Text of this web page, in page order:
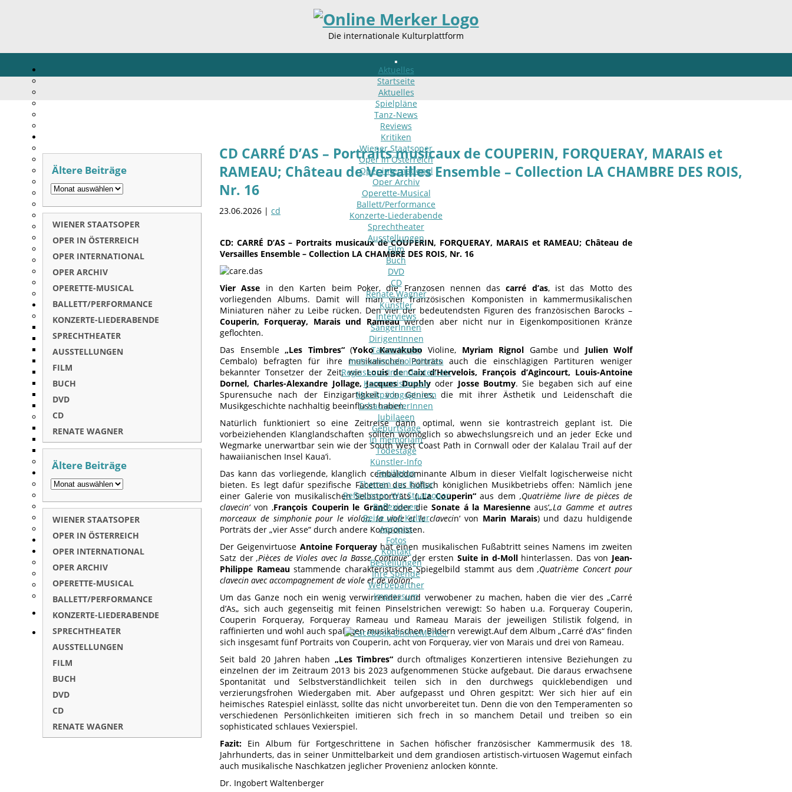
Die internationale Kulturplattform
Aktuelles
Startseite
Aktuelles
Spielpläne
Tanz-News
Reviews
Kritiken
Wiener Staatsoper
Oper in Österreich
Oper international
Oper Archiv
Operette-Musical
Ballett/Performance
Konzerte-Liederabende
Sprechtheater
Ausstellungen
Film
Buch
DVD
CD
Renate Wagner
Künstler
Interviews
SängerInnen
DirigentInnen
TänzerInnen
InstrumentalsolistInnen
Regisseure/Intendanten-etc
KomponistInnen
MusikpädagogInnen
SchauspielerInnen
Jubilaeen
Geburtstage
In memoriam
Todestage
Künstler-Info
Feuilleton
Themen zur Kultur
Reflexionen Wr. Staatsoper
Reflexionen
Reise und Kultur
Apropos
Fotos
Kontakt
Bestellungen
Ihre Spende
Werbepartner
Impressum
CD CARRÉ D’AS – Portraits musicaux de COUPERIN, FORQUERAY, MARAIS et
RAMEAU; Château de Versailles Ensemble – Collection LA CHAMBRE DES ROIS,
Nr. 16
23.06.2026 | cd
CD: CARRÉ D’AS – Portraits musicaux de COUPERIN, FORQUERAY, MARAIS et RAMEAU; Château de
Versailles Ensemble – Collection LA CHAMBRE DES ROIS, Nr. 16
Vier Asse in den Karten beim Poker, die Franzosen nennen dascarré d’as, ist das Motto des
vorliegenden Albums. Damit will man vier französischen Komponisten in kammermusikalischen
Miniaturen näher zu Leibe rücken. Den vier der bedeutendsten Figuren des französischen Barocks –
Couperin, Forqueray, Marais und Rameauwerden aber nicht nur in Eigenkompositionen Kränze
geflochten.
Das Ensemble „Les Timbres“(Yoko Kawakubo Violine, Myriam Rignol Gambe und Julien Wolf
Cembalo) befragten für ihre musikalischen Porträts auch die einschlägigen Partituren weniger
bekannter Tonsetzer der Zeit, wieLouis de Caix d’Hervelois, François d’Agincourt, Louis-Antoine
Dornel, Charles-Alexandre Jollage, Jacques Duphlyoder Josse Boutmy. Sie begaben sich auf eine
Spurensuche nach der Einzigartigkeit von Genies, die mit ihrer Ästhetik und Leidenschaft die
Musikgeschichte nachhaltig beeinflusst haben.
Natürlich funktioniert so eine Zeitreise dann optimal, wenn sie kontrastreich geplant ist. Die
vorbeiziehenden Klanglandschaften sollten womöglich so abwechslungsreich und an jeder Ecke und
Wegmarke unerwartbar sein wie der South West Coast Path in Cornwall oder der Kalalau Trail auf der
hawaiianischen Insel Kaua‘i.
Das kann das vorliegende, klanglich cembalodominante Album in dieser Vielfalt logischerweise nicht
bieten. Es legt dafür spezifische Facetten des höfisch königlichen Musikbetriebs offen: Nämlich jene
einer Galerie von musikalischen Selbstporträts(„La Couperin“aus dem ‚Quatrième livre de pièces de
clavecin‘von ‚François Couperin le Grand‘ oder dieSonate á la Maresienneaus‘„La Gamme et autres
morceaux de simphonie pour le violon, la viole et le clavecin‘ von Marin Marais) und dazu huldigende
Porträts der „vier Asse“ durch andere Komponisten.
Der Geigenvirtuose Antoine Forquerayhat einen musikalischen Fußabtritt seines Namens im zweiten
Satz der‚Pièces de Violes avec la Basse Continue‘der ersten Suite in d-Mollhinterlassen. Das von Jean-
Philippe Rameaustammende charakteristische Spiegelbild stammt aus dem ‚Quatrième Concert pour
clavecin avec accompagnement de viole et de violon‘.
Um das Ganze noch ein wenig verwirrender und verwobener zu machen, haben die vier des „Carré
d’As„ sich auch gegenseitig mit feinen Pinselstrichen verewigt: So haben u.a. Forqueray Couperin,
Couperin Forqueray, Forqueray Rameau und Rameau Marais der jeweiligen Stilistik folgend, in
raffinierten und wohl auch spaßigen musikalischen Bildern verewigt.Auf dem Album „Carré d’As“ finden
sich insgesamt fünf Portraits von Couperin, acht von Forqueray, vier von Marais und drei von Rameau.
Seit bald 20 Jahren haben „Les Timbres“ durch oftmaliges Konzertieren intensive Beziehungen zu
einzelnen der im Zeitraum 2013 bis 2023 aufgenommenen Stücke aufgebaut. Die daraus erwachsene
Spontanität und Selbstverständlichkeit teilen sich in den durchwegs quicklebendigen und
verzierungsfrohen Wiedergaben mit. Aber aufgepasst und Ohren gespitzt: Wer sich hier auf ein
heimisches Ratespiel einlässt, sollte das nicht unvorbereitet tun. Denn die von den Temperamenten so
verschiedenen Persönlichkeiten imitieren sich frech in so manchem Detail und treiben so ein
sophisticated schlaues Vexierspiel.
Fazit: Ein Album für Fortgeschrittene in Sachen höfischer französischer Kammermusik des 18.
Jahrhunderts, das in seiner Unmittelbarkeit und dem grandiosen artistisch-virtuosen Wagemut einfach
auch musikalische Naschkatzen jeglicher Provenienz anlocken könnte.
Dr. Ingobert Waltenberger
Ältere Beiträge
WIENER STAATSOPER
OPER IN ÖSTERREICH
OPER INTERNATIONAL
OPER ARCHIV
OPERETTE-MUSICAL
BALLETT/PERFORMANCE
KONZERTE-LIEDERABENDE
SPRECHTHEATER
AUSSTELLUNGEN
FILM
BUCH
DVD
CD
RENATE WAGNER
Ältere Beiträge
WIENER STAATSOPER
OPER IN ÖSTERREICH
OPER INTERNATIONAL
OPER ARCHIV
OPERETTE-MUSICAL
BALLETT/PERFORMANCE
KONZERTE-LIEDERABENDE
SPRECHTHEATER
AUSSTELLUNGEN
FILM
BUCH
DVD
CD
RENATE WAGNER